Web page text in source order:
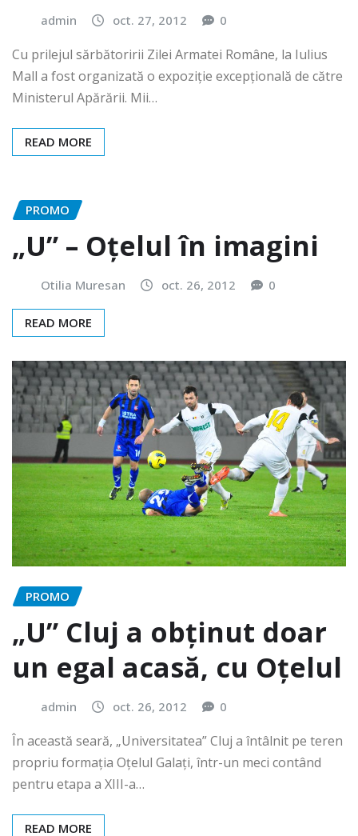
admin oct. 27, 2012 0
Cu prilejul sărbătoririi Zilei Armatei Române, la Iulius
Mall a fost organizată o expoziție excepțională de către
Ministerul Apărării. Mii…
READ MORE
PROMO
„U” – Oțelul în imagini
Otilia Muresan oct. 26, 2012 0
READ MORE
PROMO
„U” Cluj a obținut doar
un egal acasă, cu Oțelul
admin oct. 26, 2012 0
În această seară, „Universitatea” Cluj a întâlnit pe teren
propriu formația Oțelul Galați, într-un meci contând
pentru etapa a XIII-a…
READ MORE